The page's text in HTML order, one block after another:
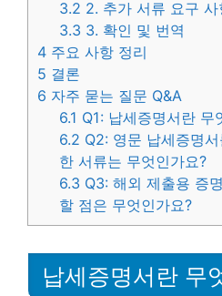
3.2 2. 추가 서류 요구 사
3.3 3. 확인 및 번역
4 주요 사항 정리
5 결론
6 자주 묻는 질문 Q&A
6.1 Q1: 납세증명서란 무
6.2 Q2: 영문 납세증명
한 서류는 무엇인가요?
6.3 Q3: 해외 제출용 증
할 점은 무엇인가요?
납세증명서란 무